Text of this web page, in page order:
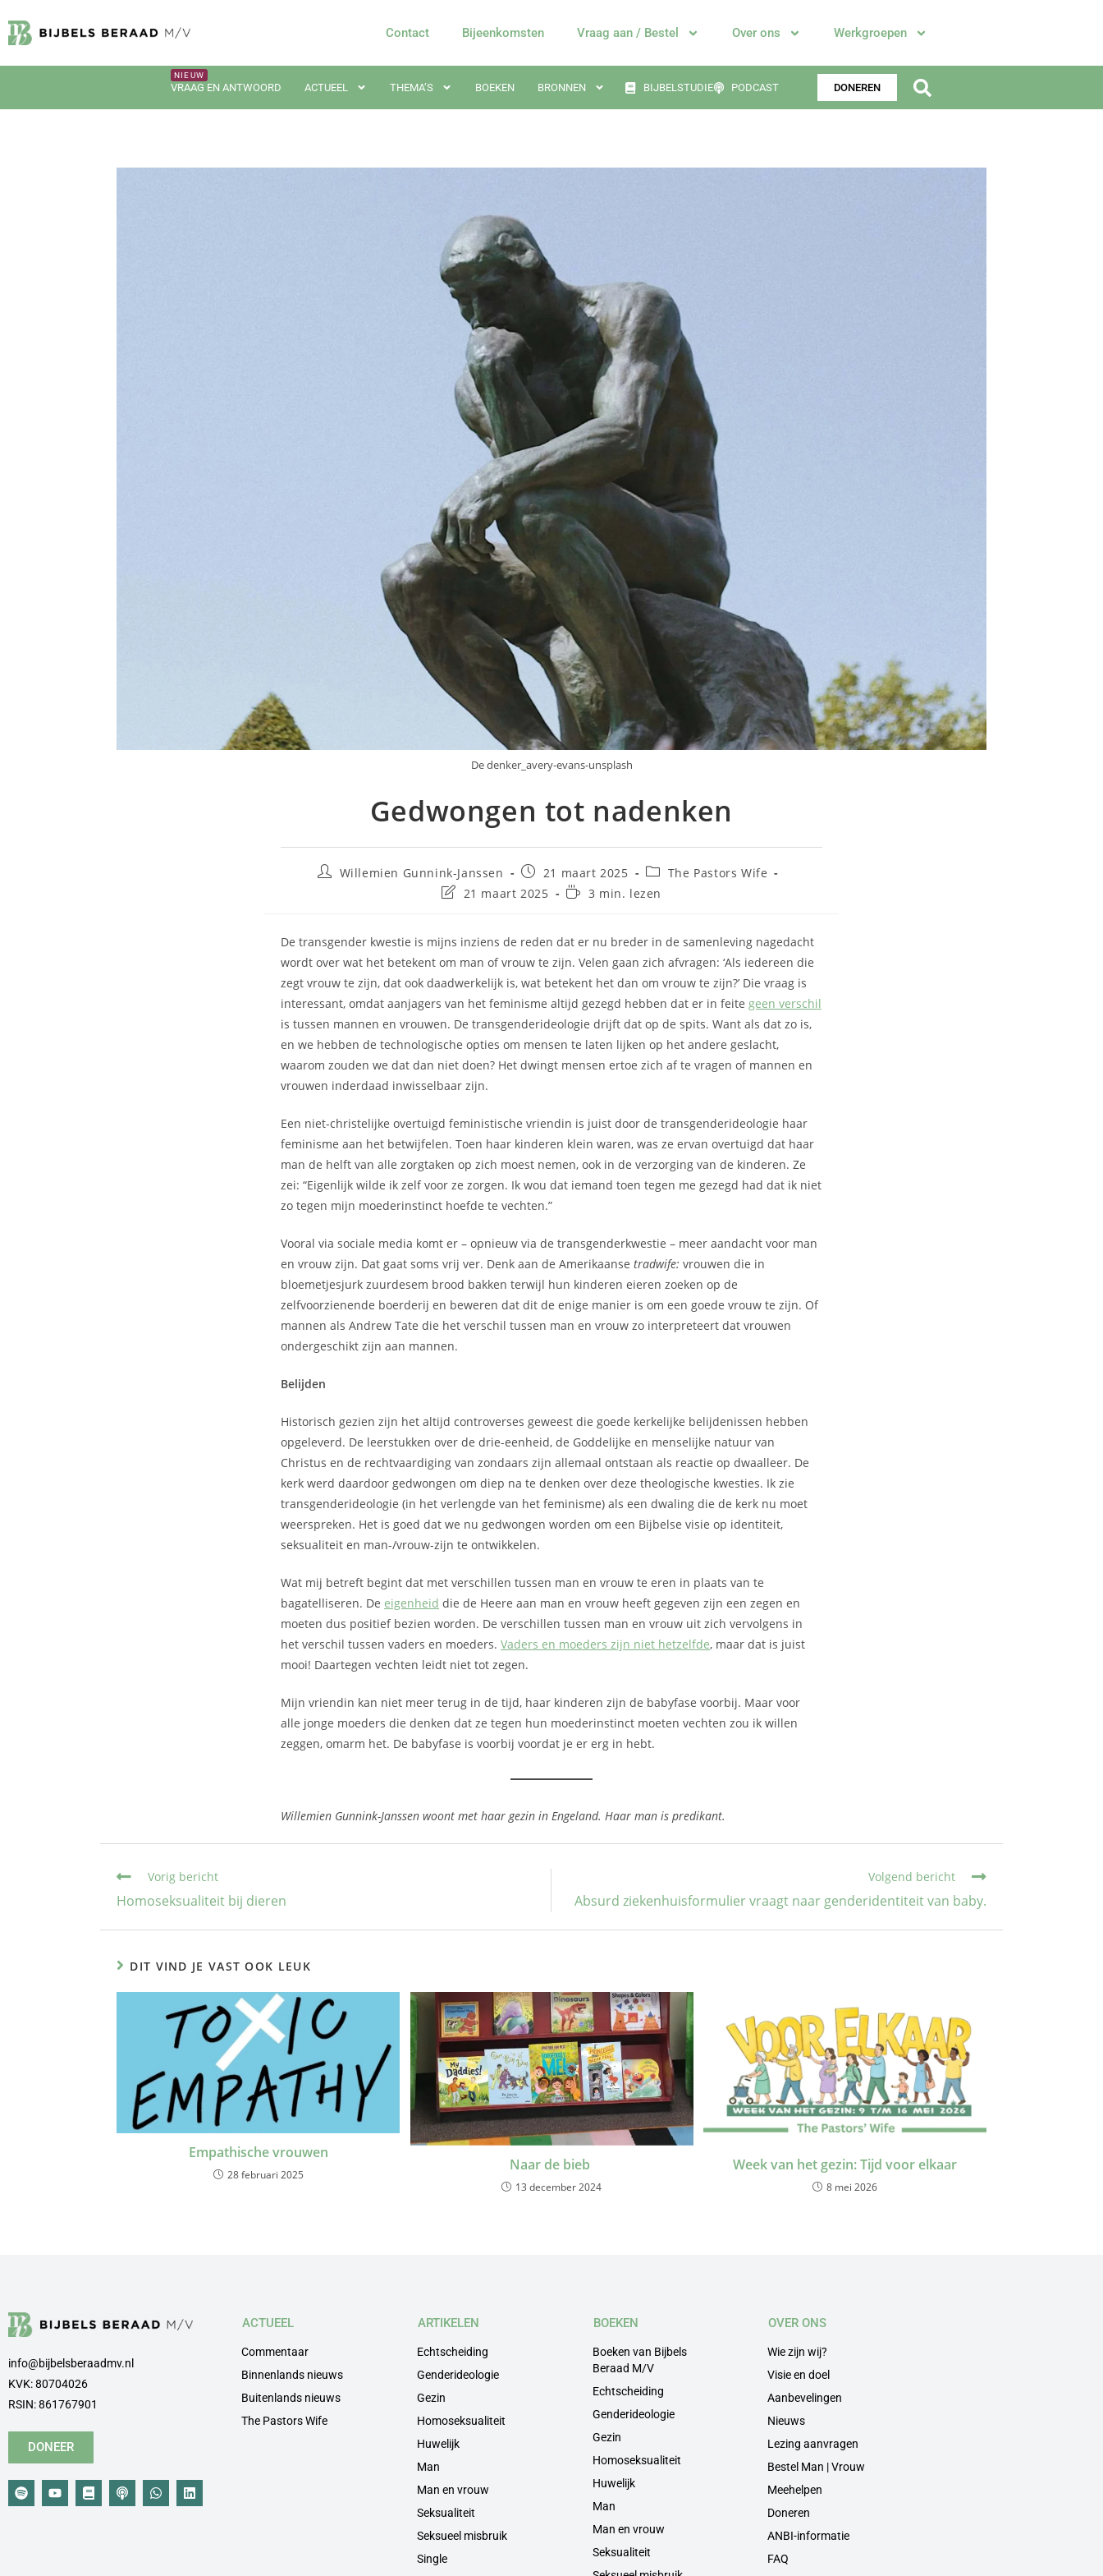
Contact Bijeenkomsten Vraag aan / Bestel Over ons Werkgroepen
VRAAG EN ANTWOORD ACTUEEL THEMA’S BOEKEN BRONNEN BIJBELSTUDIE PODCAST DONEREN
De denker_avery-evans-unsplash
Gedwongen tot nadenken
Willemien Gunnink-Janssen 21 maart 2025
The Pastors Wife
21 maart 2025
3 min. lezen
De transgender kwestie is mijns inziens de reden dat er nu breder in de samenleving nagedacht
wordt over wat het betekent om man of vrouw te zijn. Velen gaan zich afvragen: ‘Als iedereen die
zegt vrouw te zijn, dat ook daadwerkelijk is, wat betekent het dan om vrouw te zijn?’ Die vraag is
interessant, omdat aanjagers van het feminisme altijd gezegd hebben dat er in feite geen verschil
is tussen mannen en vrouwen. De transgenderideologie drijft dat op de spits. Want als dat zo is,
en we hebben de technologische opties om mensen te laten lijken op het andere geslacht,
waarom zouden we dat dan niet doen? Het dwingt mensen ertoe zich af te vragen of mannen en
vrouwen inderdaad inwisselbaar zijn.
Een niet-christelijke overtuigd feministische vriendin is juist door de transgenderideologie haar
feminisme aan het betwijfelen. Toen haar kinderen klein waren, was ze ervan overtuigd dat haar
man de helft van alle zorgtaken op zich moest nemen, ook in de verzorging van de kinderen. Ze
zei: “Eigenlijk wilde ik zelf voor ze zorgen. Ik wou dat iemand toen tegen me gezegd had dat ik niet
zo tegen mijn moederinstinct hoefde te vechten.”
Vooral via sociale media komt er – opnieuw via de transgenderkwestie – meer aandacht voor man
en vrouw zijn. Dat gaat soms vrij ver. Denk aan de Amerikaanse tradwife: vrouwen die in
bloemetjesjurk zuurdesem brood bakken terwijl hun kinderen eieren zoeken op de
zelfvoorzienende boerderij en beweren dat dit de enige manier is om een goede vrouw te zijn. Of
mannen als Andrew Tate die het verschil tussen man en vrouw zo interpreteert dat vrouwen
ondergeschikt zijn aan mannen.
Belijden
Historisch gezien zijn het altijd controverses geweest die goede kerkelijke belijdenissen hebben
opgeleverd. De leerstukken over de drie-eenheid, de Goddelijke en menselijke natuur van
Christus en de rechtvaardiging van zondaars zijn allemaal ontstaan als reactie op dwaalleer. De
kerk werd daardoor gedwongen om diep na te denken over deze theologische kwesties. Ik zie
transgenderideologie (in het verlengde van het feminisme) als een dwaling die de kerk nu moet
weerspreken. Het is goed dat we nu gedwongen worden om een Bijbelse visie op identiteit,
seksualiteit en man-/vrouw-zijn te ontwikkelen.
Wat mij betreft begint dat met verschillen tussen man en vrouw te eren in plaats van te
bagatelliseren. De eigenheid die de Heere aan man en vrouw heeft gegeven zijn een zegen en
moeten dus positief bezien worden. De verschillen tussen man en vrouw uit zich vervolgens in
het verschil tussen vaders en moeders. Vaders en moeders zijn niet hetzelfde, maar dat is juist
mooi! Daartegen vechten leidt niet tot zegen.
Mijn vriendin kan niet meer terug in de tijd, haar kinderen zijn de babyfase voorbij. Maar voor
alle jonge moeders die denken dat ze tegen hun moederinstinct moeten vechten zou ik willen
zeggen, omarm het. De babyfase is voorbij voordat je er erg in hebt.
Willemien Gunnink-Janssen woont met haar gezin in Engeland. Haar man is predikant.
Vorig bericht
Homoseksualiteit bij dieren
Volgend bericht
Absurd ziekenhuisformulier vraagt naar genderidentiteit van baby.
DIT VIND JE VAST OOK LEUK
Empathische vrouwen
28 februari 2025
Naar de bieb
13 december 2024
Week van het gezin: Tijd voor elkaar
8 mei 2026
info@bijbelsberaadmv.nl
KVK: 80704026
RSIN: 861767901
DONEER
ACTUEEL
Commentaar
Binnenlands nieuws
Buitenlands nieuws
The Pastors Wife
ARTIKELEN
Echtscheiding
Genderideologie
Gezin
Homoseksualiteit
Huwelijk
Man
Man en vrouw
Seksualiteit
Seksueel misbruik
Single
BOEKEN
Boeken van Bijbels
Beraad M/V
Echtscheiding
Genderideologie
Gezin
Homoseksualiteit
Huwelijk
Man
Man en vrouw
Seksualiteit
OVER ONS
Wie zijn wij?
Visie en doel
Aanbevelingen
Nieuws
Lezing aanvragen
Bestel Man | Vrouw
Meehelpen
Doneren
ANBI-informatie
FAQ